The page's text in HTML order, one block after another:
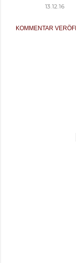
13.12.16
KOMMENTAR